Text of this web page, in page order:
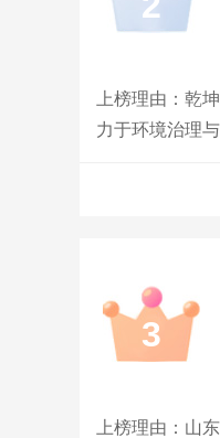
上榜理由：乾
力于环境治理
机，气浮机，
3
上榜理由：山